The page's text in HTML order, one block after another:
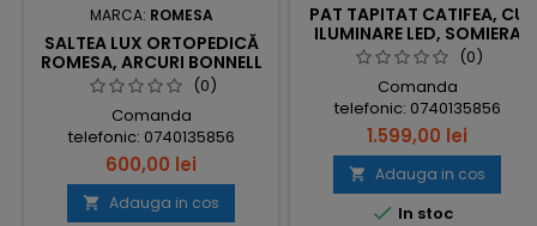
MARCA: ROMESA
SALTEA LUX ORTOPEDICĂ
ROMESA, ARCURI BONNELL
ȘI SPUMĂ POLIURETANICĂ,
20CM GROSIME,
FERMITATE MEDIE
(0)
Comanda
telefonic: 0740135856
600,00 lei
 Adauga in cos
PAT TAPITAT CATIFEA, CU
ILUMINARE LED, SOMIERA
INCLUSA, NEGRU,
160X200CM, FARA SALTEA,
COD FB-18
(0)
Comanda
telefonic: 0740135856
1.599,00 lei
 Adauga in cos
 In stoc